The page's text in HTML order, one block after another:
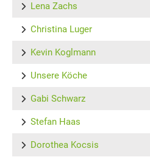
Lena Zachs
Christina Luger
Kevin Koglmann
Unsere Köche
Gabi Schwarz
Stefan Haas
Dorothea Kocsis